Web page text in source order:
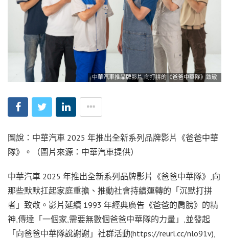
中華汽車推品牌影片 向打拼的《爸爸中華隊》致敬
圖說：中華汽車 2025 年推出全新系列品牌影片《爸爸中華
隊》。（圖片來源：中華汽車提供）
中華汽車 2025 年推出全新系列品牌影片《爸爸中華隊》,向
那些默默扛起家庭重擔、推動社會持續運轉的「沉默打拼
者」致敬。影片延續 1993 年經典廣告《爸爸的肩膀》的精
神,傳達「一個家,需要無數個爸爸中華隊的力量」,並發起
「向爸爸中華隊說謝謝」社群活動(https://reurl.cc/nlo91v),